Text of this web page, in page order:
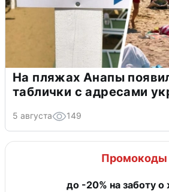
На пляжах Анапы
таблички с адресами
5 августа 149
Промокоды
до -20% на заботу